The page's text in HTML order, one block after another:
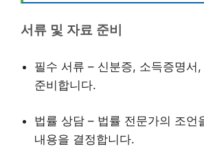
서류 및 자료 준비
필수 서류 – 신분증, 소득증명서
준비합니다.
법률 상담 – 법률 전문가의 조언
내용을 결정합니다.